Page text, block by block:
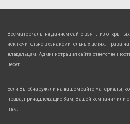
Все материалы на данном сайте взяты из
исключительно в ознакомительных целях. Права
владельцам. Администрация сайта
несет.
Если Вы обнаружили на нашем сайте материалы,
права, принадлежащие Вам, Вашей компании или
нам.